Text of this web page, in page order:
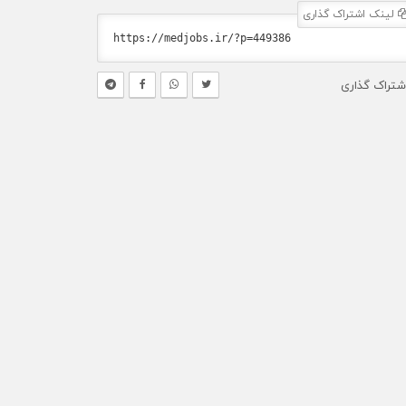
لینک اشتراک گذاری
گذاری